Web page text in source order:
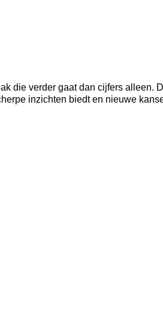
die verder gaat dan cijfers alleen.
inzichten biedt en nieuwe